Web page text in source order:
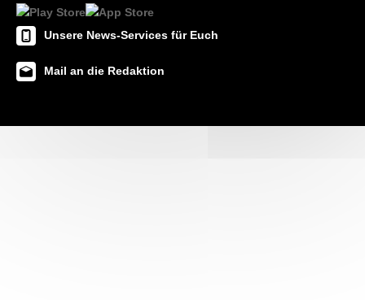
Unsere News-Services für Euch
Mail an die Redaktion